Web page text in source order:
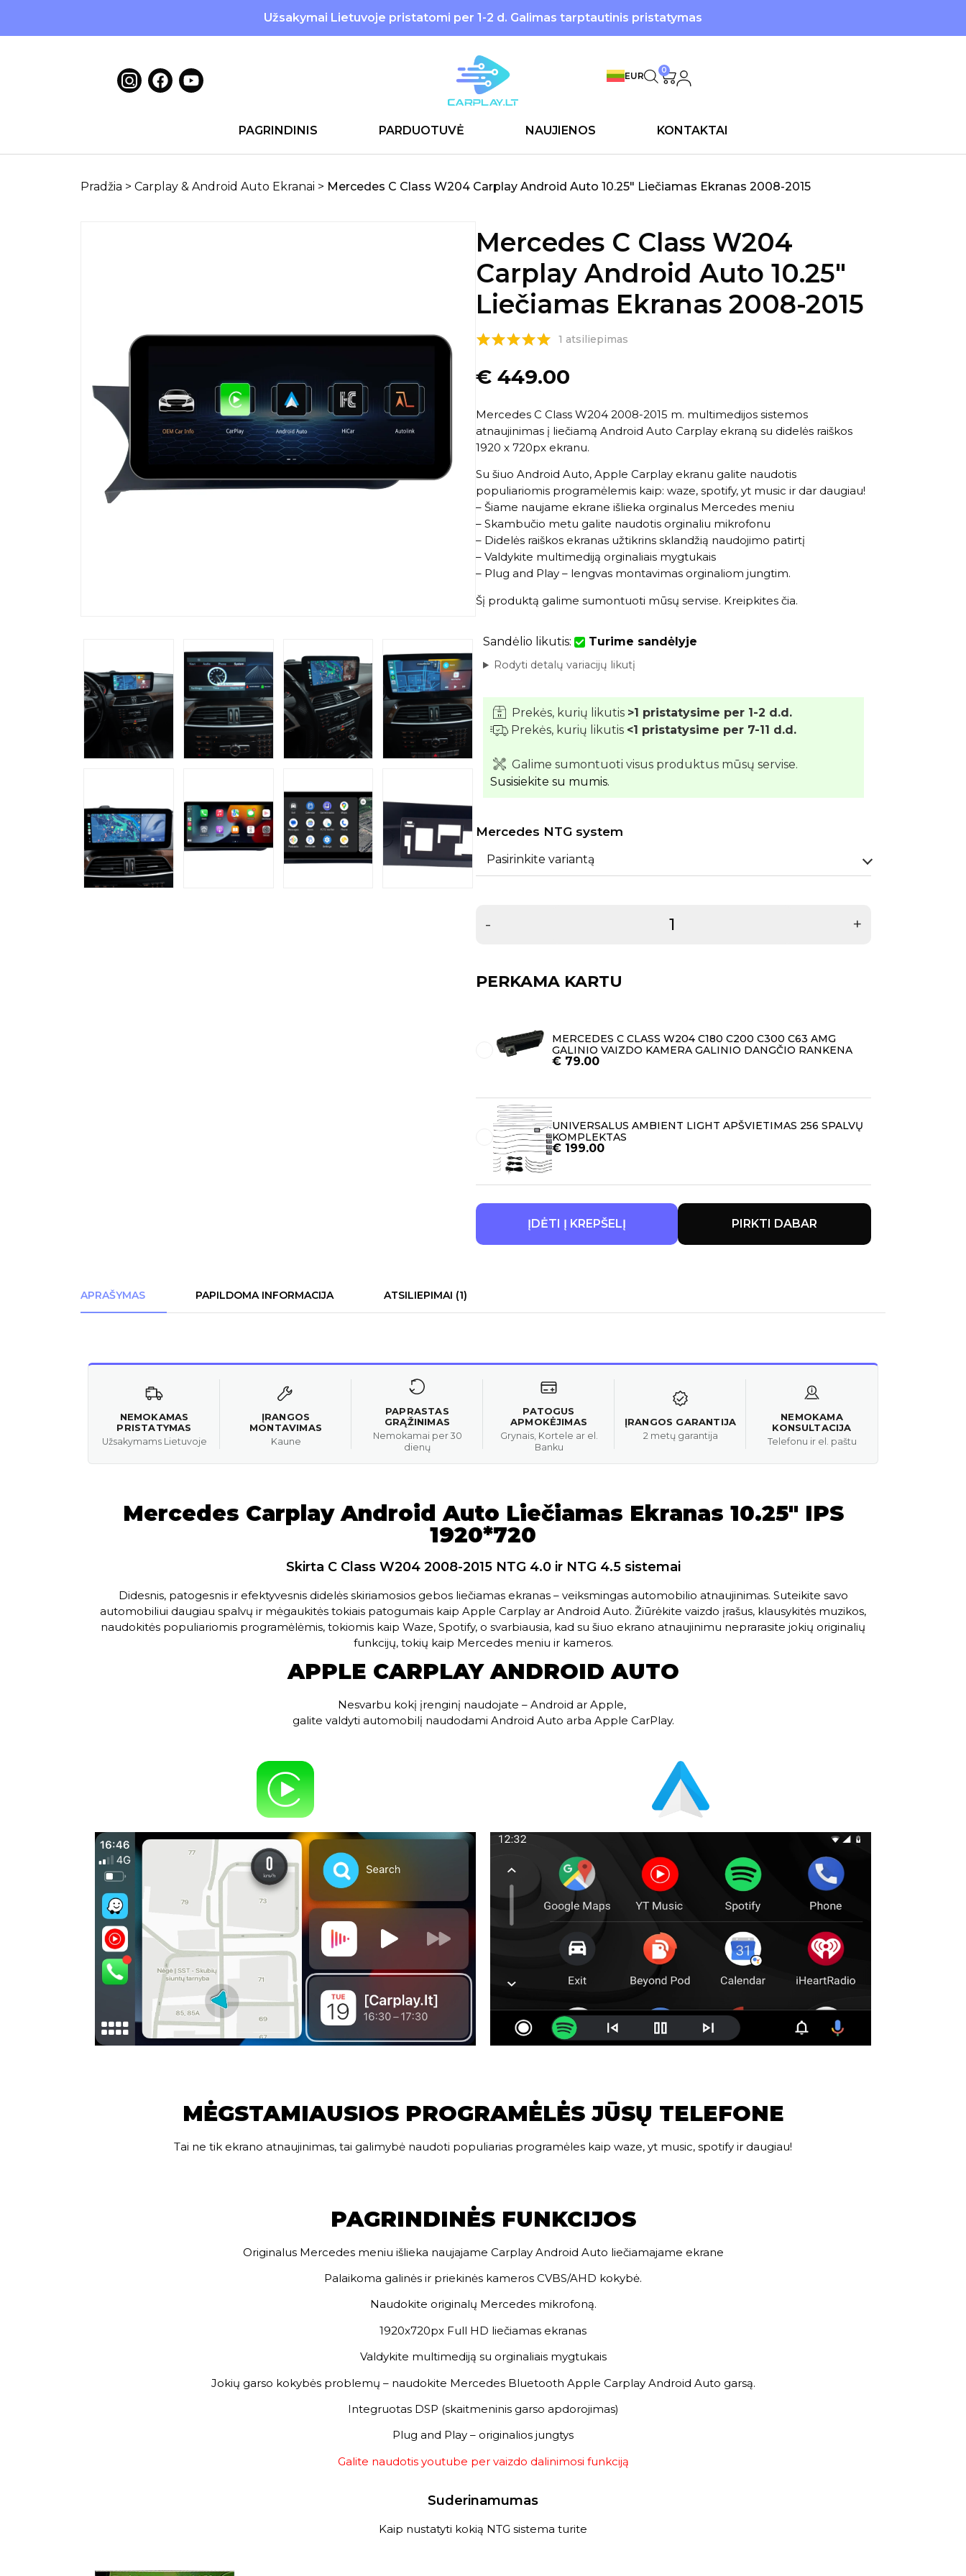
Užsakymai Lietuvoje pristatomi per 1-2 d. Galimas tarptautinis pristatymas
EUR
0
PAGRINDINIS PARDUOTUVĖ NAUJIENOS KONTAKTAI
Pradžia > Carplay & Android Auto Ekranai > Mercedes C Class W204 Carplay Android Auto 10.25″ Liečiamas Ekranas 2008-2015
Mercedes C Class W204
Carplay Android Auto 10.25″
Liečiamas Ekranas 2008-2015
1 atsiliepimas
€ 449.00
Mercedes C Class W204 2008-2015 m. multimedijos sistemos
atnaujinimas į liečiamą Android Auto Carplay ekraną su didelės raiškos
1920 x 720px ekranu.
Su šiuo Android Auto, Apple Carplay ekranu galite naudotis
populiariomis programėlemis kaip: waze, spotify, yt music ir dar daugiau!
– Šiame naujame ekrane išlieka orginalus Mercedes meniu
– Skambučio metu galite naudotis orginaliu mikrofonu
– Didelės raiškos ekranas užtikrins sklandžią naudojimo patirtį
– Valdykite multimediją orginaliais mygtukais
– Plug and Play – lengvas montavimas orginaliom jungtim.
Šį produktą galime sumontuoti mūsų servise. Kreipkites čia.
Sandėlio likutis: Turime sandėlyje
Rodyti detalų variacijų likutį
Prekės, kurių likutis >1 pristatysime per 1-2 d.d.
Prekės, kurių likutis <1 pristatysime per 7-11 d.d.
Galime sumontuoti visus produktus mūsų servise.
Susisiekite su mumis.
Mercedes NTG system
Pasirinkite variantą
- +
PERKAMA KARTU
MERCEDES C CLASS W204 C180 C200 C300 C63 AMG
GALINIO VAIZDO KAMERA GALINIO DANGČIO RANKENA
€ 79.00
UNIVERSALUS AMBIENT LIGHT APŠVIETIMAS 256 SPALVŲ
KOMPLEKTAS
€ 199.00
ĮDĖTI Į KREPŠELĮ PIRKTI DABAR
APRAŠYMAS PAPILDOMA INFORMACIJA ATSILIEPIMAI (1)
NEMOKAMAS
PRISTATYMAS
Užsakymams Lietuvoje
ĮRANGOS
MONTAVIMAS
Kaune
PAPRASTAS
GRĄŽINIMAS
Nemokamai per 30
dienų
PATOGUS
APMOKĖJIMAS
Grynais, Kortele ar el.
Banku
ĮRANGOS GARANTIJA
2 metų garantija
NEMOKAMA
KONSULTACIJA
Telefonu ir el. paštu
Mercedes Carplay Android Auto Liečiamas Ekranas 10.25" IPS
1920*720
Skirta C Class W204 2008-2015 NTG 4.0 ir NTG 4.5 sistemai
Didesnis, patogesnis ir efektyvesnis didelės skiriamosios gebos liečiamas ekranas – veiksmingas automobilio atnaujinimas. Suteikite savo
automobiliui daugiau spalvų ir mėgaukitės tokiais patogumais kaip Apple Carplay ar Android Auto. Žiūrėkite vaizdo įrašus, klausykitės muzikos,
naudokitės populiariomis programėlėmis, tokiomis kaip Waze, Spotify, o svarbiausia, kad su šiuo ekrano atnaujinimu neprarasite jokių originalių
funkcijų, tokių kaip Mercedes meniu ir kameros.
APPLE CARPLAY ANDROID AUTO
Nesvarbu kokį įrenginį naudojate – Android ar Apple,
galite valdyti automobilį naudodami Android Auto arba Apple CarPlay.
MĖGSTAMIAUSIOS PROGRAMĖLĖS JŪSŲ TELEFONE
Tai ne tik ekrano atnaujinimas, tai galimybė naudoti populiarias programėles kaip waze, yt music, spotify ir daugiau!
PAGRINDINĖS FUNKCIJOS
Originalus Mercedes meniu išlieka naujajame Carplay Android Auto liečiamajame ekrane
Palaikoma galinės ir priekinės kameros CVBS/AHD kokybė.
Naudokite originalų Mercedes mikrofoną.
1920x720px Full HD liečiamas ekranas
Valdykite multimediją su orginaliais mygtukais
Jokių garso kokybės problemų – naudokite Mercedes Bluetooth Apple Carplay Android Auto garsą.
Integruotas DSP (skaitmeninis garso apdorojimas)
Plug and Play – originalios jungtys
Galite naudotis youtube per vaizdo dalinimosi funkciją
Suderinamumas
Kaip nustatyti kokią NTG sistema turite